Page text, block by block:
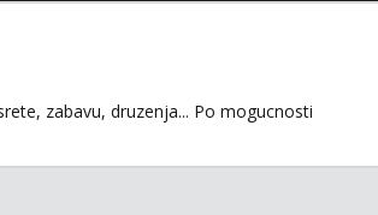
zabavu, druzenja... Po mogucnosti